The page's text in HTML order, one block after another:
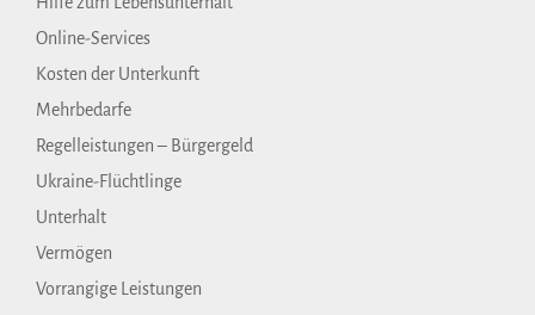
Online-Services
Kosten der Unterkunft
Mehrbedarfe
Regelleistungen – Bürgergeld
Ukraine-Flüchtlinge
Unterhalt
Vermögen
Vorrangige Leistungen